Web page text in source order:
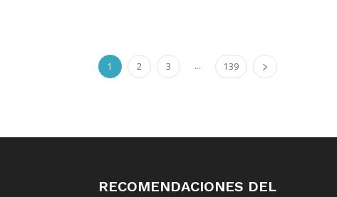
1 2 3 ... 139
RECOMENDACIONES DEL